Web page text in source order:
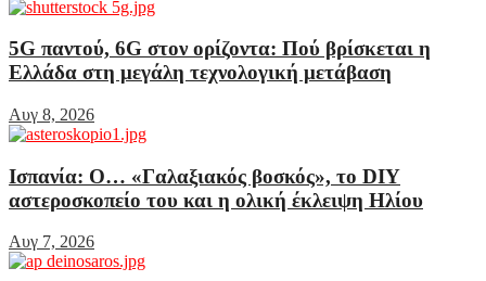
5G παντού, 6G στον ορίζοντα: Πού βρίσκεται η
Ελλάδα στη μεγάλη τεχνολογική μετάβαση
Αυγ 8, 2026
Ισπανία: Ο… «Γαλαξιακός βοσκός», το DIY
αστεροσκοπείο του και η ολική έκλειψη Ηλίου
Αυγ 7, 2026